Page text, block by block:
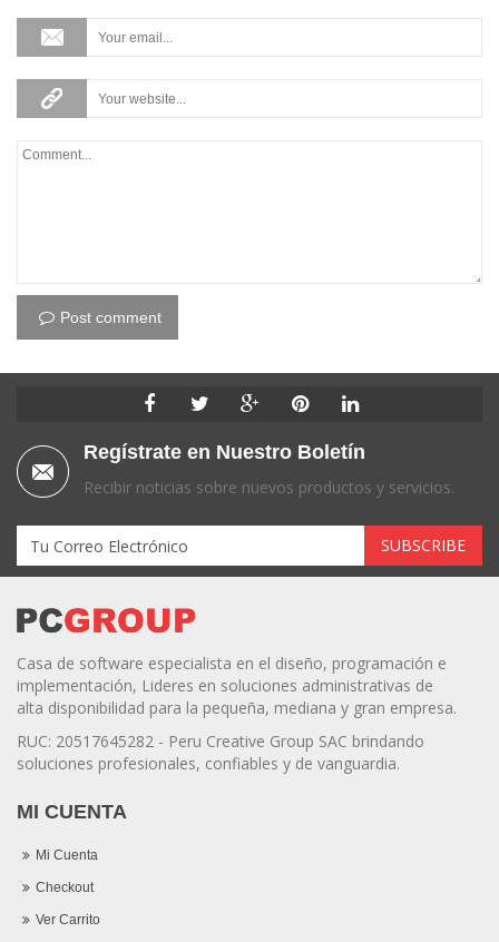
Post comment
Regístrate en Nuestro Boletín
Recibir noticias sobre nuevos productos y servicios.
Casa de software especialista en el diseño, programación e
implementación, Lideres en soluciones administrativas de
alta disponibilidad para la pequeña, mediana y gran empresa.
RUC: 20517645282 - Peru Creative Group SAC brindando
soluciones profesionales, confiables y de vanguardia.
MI CUENTA
Mi Cuenta
Checkout
Ver Carrito